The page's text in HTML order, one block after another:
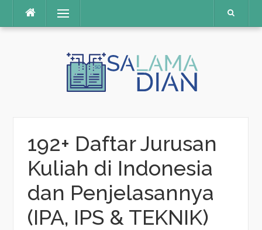
Menu
192+ Daftar Jurusan
Kuliah di Indonesia
dan Penjelasannya
(IPA, IPS & TEKNIK)